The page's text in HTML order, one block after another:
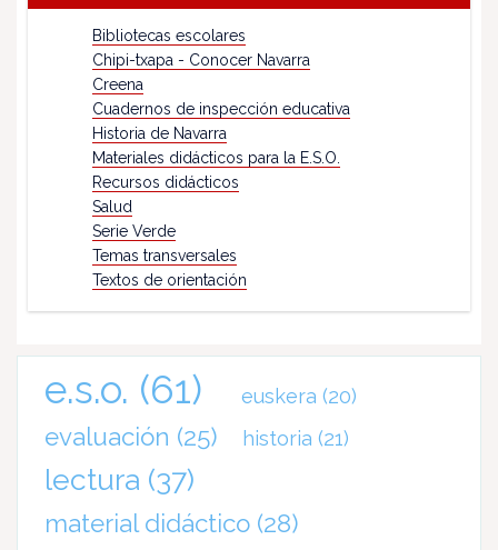
Bibliotecas escolares
Chipi-txapa - Conocer Navarra
Creena
Cuadernos de inspección educativa
Historia de Navarra
Materiales didácticos para la E.S.O.
Recursos didácticos
Salud
Serie Verde
Temas transversales
Textos de orientación
e.s.o. (61) euskera (20)
evaluación (25) historia (21)
lectura (37)
material didáctico (28)